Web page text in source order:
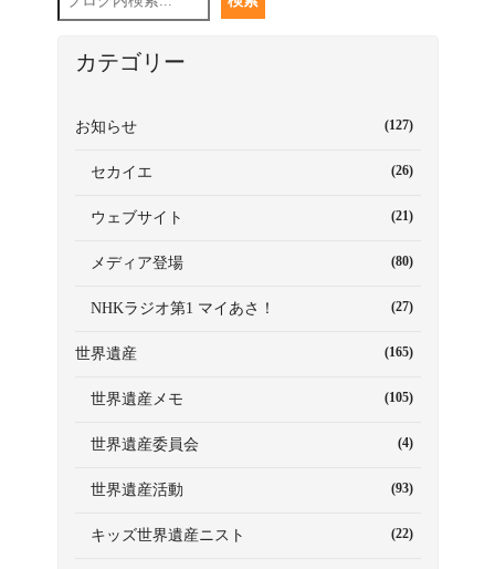
カテゴリー
お知らせ (127)
セカイエ (26)
ウェブサイト (21)
メディア登場 (80)
NHKラジオ第1 マイあさ！ (27)
世界遺産 (165)
世界遺産メモ (105)
世界遺産委員会 (4)
世界遺産活動 (93)
キッズ世界遺産ニスト (22)